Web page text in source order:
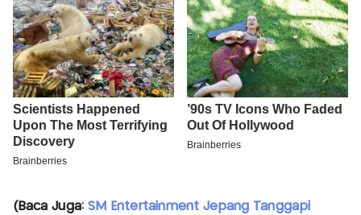
(Baca Juga: SM Entertainment Jepang Tanggapi